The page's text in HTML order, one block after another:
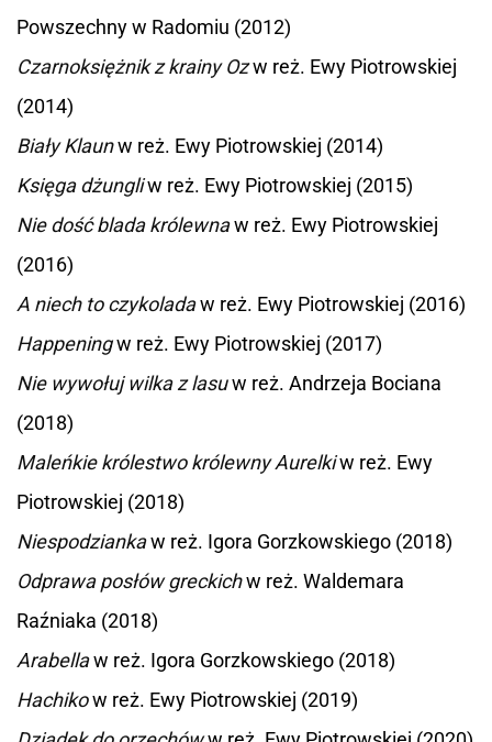
Powszechny w Radomiu (2012)
Czarnoksiężnik z krainy Ozw reż. Ewy Piotrowskiej
(2014)
Biały Klaunw reż. Ewy Piotrowskiej (2014)
Księga dżungliw reż. Ewy Piotrowskiej (2015)
Nie dość blada królewnaw reż. Ewy Piotrowskiej
(2016)
A niech to czykoladaw reż. Ewy Piotrowskiej (2016)
Happeningw reż. Ewy Piotrowskiej (2017)
Nie wywołuj wilka z lasuw reż. Andrzeja Bociana
(2018)
Maleńkie królestwo królewny Aurelkiw reż. Ewy
Piotrowskiej (2018)
Niespodziankaw reż. Igora Gorzkowskiego (2018)
Odprawa posłów greckichw reż. Waldemara
Raźniaka (2018)
Arabellaw reż. Igora Gorzkowskiego (2018)
Hachikow reż. Ewy Piotrowskiej (2019)